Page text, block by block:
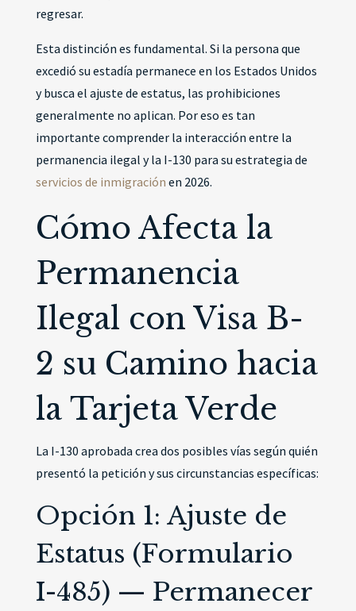
regresar.
Esta distinción es fundamental. Si la persona que
excedió su estadía permanece en los Estados Unidos
y busca el ajuste de estatus, las prohibiciones
generalmente no aplican. Por eso es tan
importante comprender la interacción entre la
permanencia ilegal y la I-130 para su estrategia de
servicios de inmigración en 2026.
Cómo Afecta la
Permanencia
Ilegal con Visa B-
2 su Camino hacia
la Tarjeta Verde
La I-130 aprobada crea dos posibles vías según quién
presentó la petición y sus circunstancias específicas:
Opción 1: Ajuste de
Estatus (Formulario
I-485) — Permanecer